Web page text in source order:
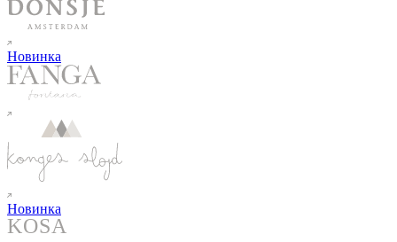
Новинка
Новинка